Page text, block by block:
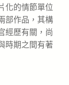
化的情節單位
部作品，其構
經歷有關，尚
時期之間有著